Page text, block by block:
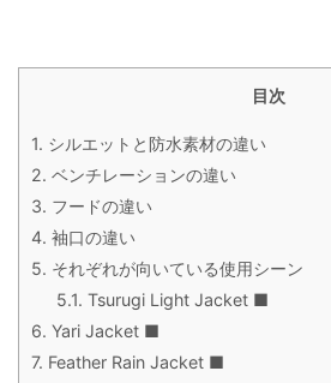
目次
1. シルエットと防水素材の違い
2. ベンチレーションの違い
3. フードの違い
4. 袖口の違い
5. それぞれが向いている使用シーン
5.1. Tsurugi Light Jacket ■
6. Yari Jacket ■
7. Feather Rain Jacket ■